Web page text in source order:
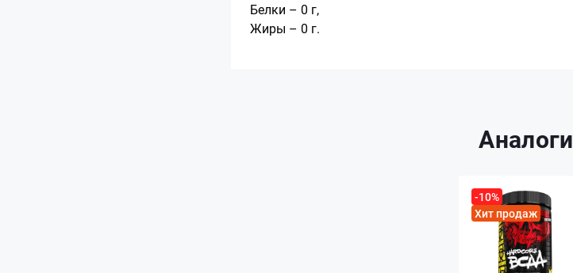
Белки – 0 г,
Жиры – 0 г.
Аналоги
-10%
Хит продаж